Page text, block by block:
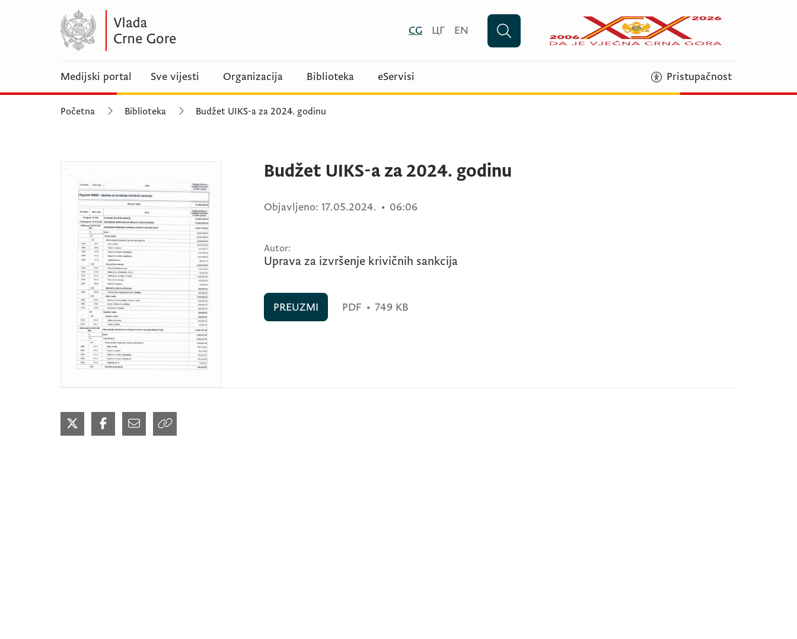
CG ЦГ EN
Medijski portal Sve vijesti Organizacija Biblioteka eServisi Pristupačnost
Početna Biblioteka Budžet UIKS-a za 2024. godinu
Budžet UIKS-a za 2024. godinu
Objavljeno: 17.05.2024. • 06:06
Autor:
Uprava za izvršenje krivičnih sankcija
PREUZMI PDF • 749 KB